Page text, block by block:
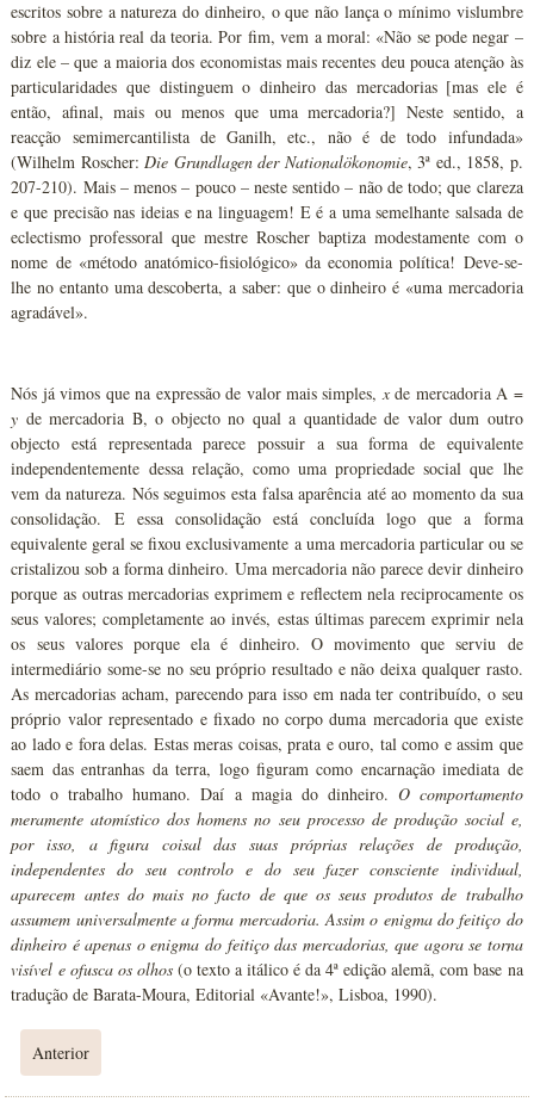
escritos sobre a natureza do dinheiro, o que não lança o mínimo vislumbre
sobre a história real da teoria. Por fim, vem a moral: «Não se pode negar –
diz ele – que a maioria dos economistas mais recentes deu pouca atenção às
particularidades que distinguem o dinheiro das mercadorias [mas ele é
então, afinal, mais ou menos que uma mercadoria?] Neste sentido, a
reacção semimercantilista de Ganilh, etc., não é de todo infundada»
(Wilhelm Roscher:Die Grundlagen der Nationalökonomie, 3ª ed., 1858, p.
207-210). Mais – menos – pouco – neste sentido – não de todo; que clareza
e que precisão nas ideias e na linguagem! E é a uma semelhante salsada de
eclectismo professoral que mestre Roscher baptiza modestamente com o
nome de «método anatómico-fisiológico» da economia política! Deve-se-
lhe no entanto uma descoberta, a saber: que o dinheiro é «uma mercadoria
agradável».
Nós já vimos que na expressão de valor mais simples,xde mercadoria A =
y de mercadoria B, o objecto no qual a quantidade de valor dum outro
objecto está representada parece possuir a sua forma de equivalente
independentemente dessa relação, como uma propriedade social que lhe
vem da natureza. Nós seguimos esta falsa aparência até ao momento da sua
consolidação. E essa consolidação está concluída logo que a forma
equivalente geral se fixou exclusivamente a uma mercadoria particular ou se
cristalizou sob a forma dinheiro. Uma mercadoria não parece devir dinheiro
porque as outras mercadorias exprimem e reflectem nela reciprocamente os
seus valores; completamente ao invés, estas últimas parecem exprimir nela
os seus valores porque ela é dinheiro. O movimento que serviu de
intermediário some-se no seu próprio resultado e não deixa qualquer rasto.
As mercadorias acham, parecendo para isso em nada ter contribuído, o seu
próprio valor representado e fixado no corpo duma mercadoria que existe
ao lado e fora delas. Estas meras coisas, prata e ouro, tal como e assim que
saem das entranhas da terra, logo figuram como encarnação imediata de
todo o trabalho humano. Daí a magia do dinheiro. O comportamento
meramente atomístico dos homens no seu processo de produção social e,
por isso, a figura coisal das suas próprias relações de produção,
independentes do seu controlo e do seu fazer consciente individual,
aparecem antes do mais no facto de que os seus produtos de trabalho
assumem universalmente a forma mercadoria. Assim o enigma do feitiço do
dinheiro é apenas o enigma do feitiço das mercadorias, que agora se torna
visível e ofusca os olhos(o texto a itálico é da 4ª edição alemã, com base na
tradução de Barata-Moura, Editorial «Avante!», Lisboa, 1990).
Anterior